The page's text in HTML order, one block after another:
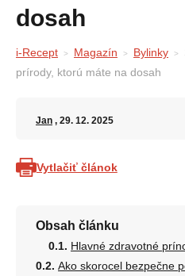
dosah
i-Recept Magazín Bylinky
prírody, ktorú máte na dosah
Jan , 29. 12. 2025
Vytlačiť článok
Obsah článku
Hlavné zdravotné
Ako skorocel bezpečne